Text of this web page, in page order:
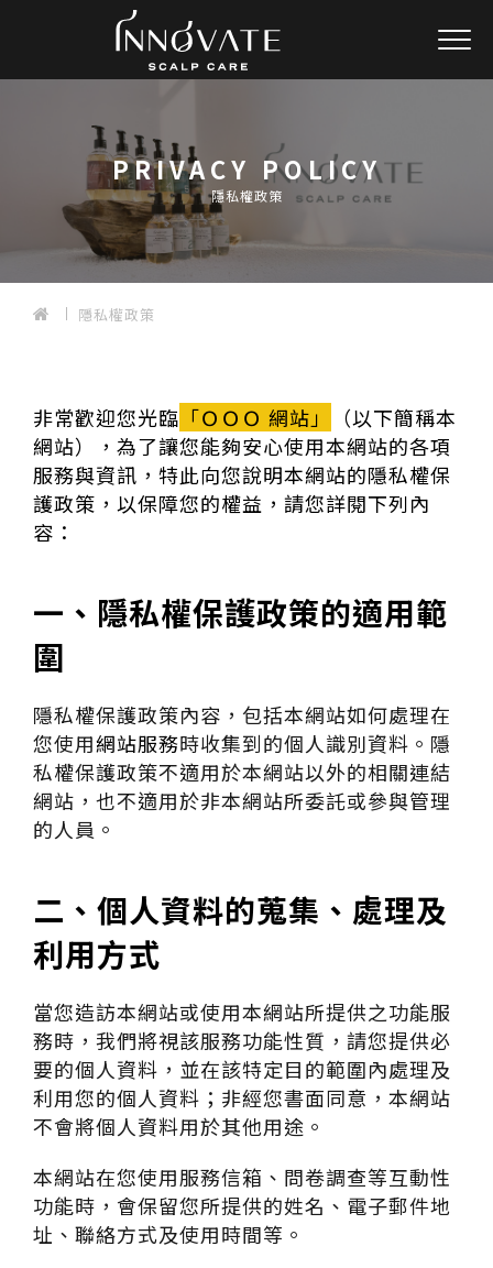
PRIVACY POLICY
隱私權政策
隱私權政策
非常歡迎您光臨 「ＯＯＯ 網站」
（以下簡稱本
網站），為了讓您能夠安心使用本網站的各項
服務與資訊，特此向您說明本網站的隱私權保
護政策 ，以保障您的權益，請您詳閱下列內
容：
一、隱私權保護政策的適用範
圍
隱私權保護政策內容，包括本網站如何處理在
您使用網站服務時收集到的個人識別資料。隱
私權保護政策不適用於本網站以外的相關連結
網站，也不適用於非本網站所委託或參與管理
的人員。
二、個人資料的蒐集、處理及
利用方式
當您造訪本網站或使用本網站所提供之功能服
務時，我們將視該服務功能性質，請您提供必
要的個人資料，並在該特定目的範圍內處理及
利用您的個人資料；非經您書面同意，本網站
不會將個人資料用於其他用途。
本網站在您使用服務信箱、問卷調查等互動性
功能時，會保留您所提供的姓名、電子郵件地
址、聯絡方式及使用時間等。